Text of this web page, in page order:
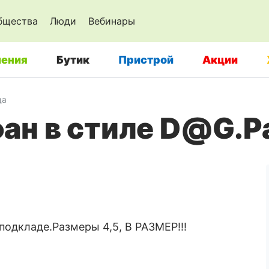
Люди Вебинары
Бутик Пристрой Акции
в стиле
4,5, В РАЗМЕР!!!